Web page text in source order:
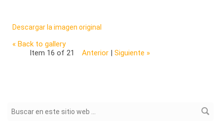
Descargar la imagen original
« Back to gallery
Item 16 of 21
Anterior| Siguiente »
Formulario de búsqueda